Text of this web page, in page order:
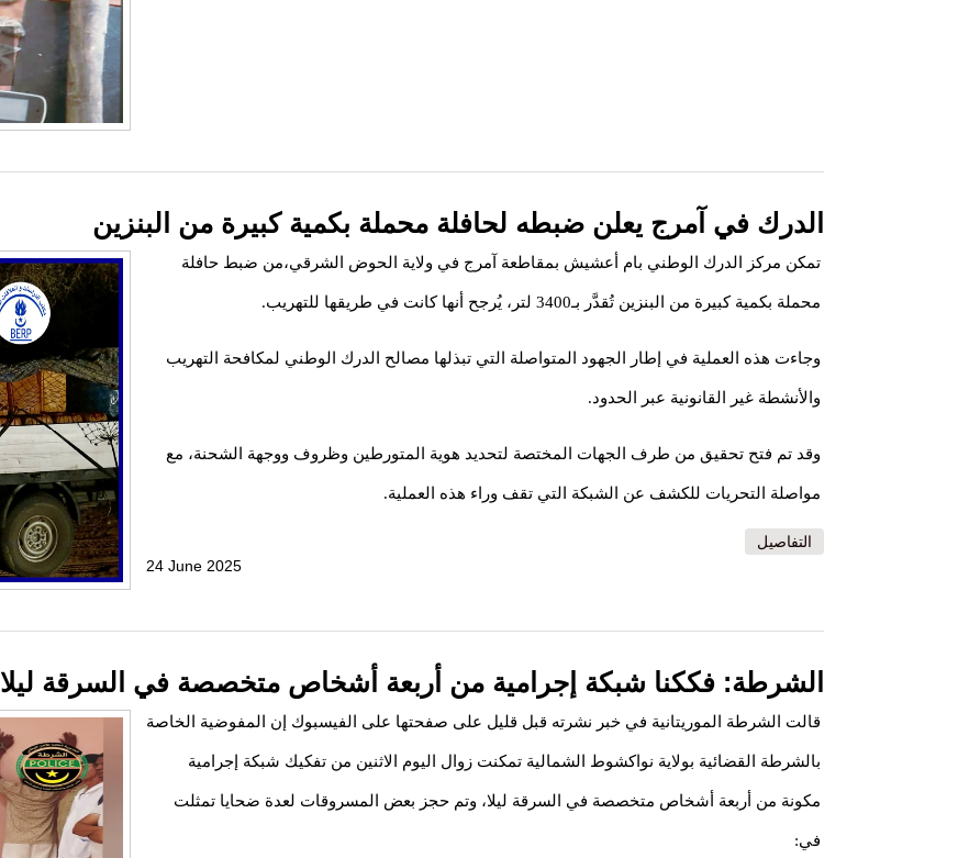
الدرك في آمرج يعلن ضبطه لحافلة محملة بكمية كبيرة من البنزين
تمكن مركز الدرك الوطني بام أعشيش بمقاطعة آمرج في ولاية الحوض الشرقي،من ضبط حافلة
محملة بكمية كبيرة من البنزين تُقدَّر بـ3400 لتر، يُرجح أنها كانت في طريقها للتهريب.
وجاءت هذه العملية في إطار الجهود المتواصلة التي تبذلها مصالح الدرك الوطني لمكافحة التهريب
والأنشطة غير القانونية عبر الحدود.
وقد تم فتح تحقيق من طرف الجهات المختصة لتحديد هوية المتورطين وظروف ووجهة الشحنة، مع
مواصلة التحريات للكشف عن الشبكة التي تقف وراء هذه العملية.
التفاصيل
24 June 2025
الشرطة: فككنا شبكة إجرامية من أربعة أشخاص متخصصة في السرقة ليلا
قالت الشرطة الموريتانية في خبر نشرته قبل قليل على صفحتها على الفيسبوك إن المفوضية الخاصة
بالشرطة القضائية بولاية نواكشوط الشمالية تمكنت زوال اليوم الاثنين من تفكيك شبكة إجرامية
مكونة من أربعة أشخاص متخصصة في السرقة ليلا، وتم حجز بعض المسروقات لعدة ضحايا تمثلت
في: